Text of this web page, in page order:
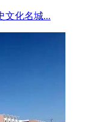
化名城...